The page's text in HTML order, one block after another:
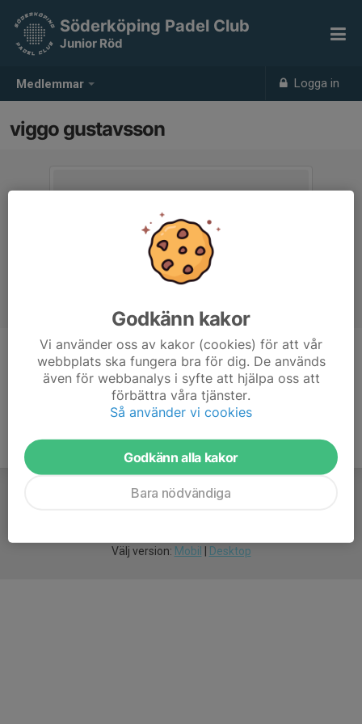
Medlemmar Logga in
Söderköping Padel Club
Junior Röd
viggo gustavsson
Ålder 19 år
Välj version: Mobil Desktop
Godkänn kakor
Vi använder oss av kakor (cookies) för att vår
webbplats ska fungera bra för dig. De används
även för webbanalys i syfte att hjälpa oss att
förbättra våra tjänster.
Så använder vi cookies
Godkänn alla kakor
Bara nödvändiga